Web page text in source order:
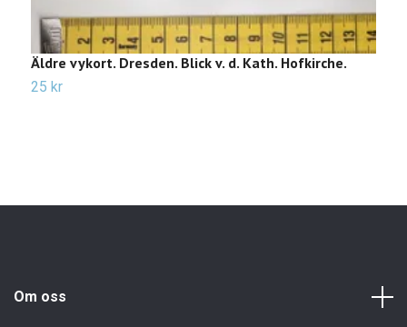
Äldre vykort. Dresden. Blick v. d. Kath. Hofkirche.
25 kr
Om oss